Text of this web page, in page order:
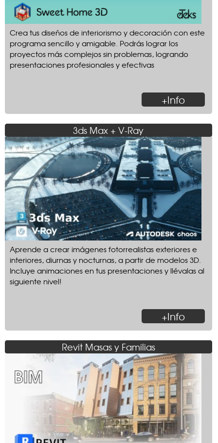
Crea tus diseños de interiorismo y decoración con este
programa sencillo y amigable. Podrás lograr los
proyectos más complejos sin problemas, logrando
presentaciones profesionales y efectivas
+Info
3ds Max + V-Ray
Aprende a crear imágenes fotorrealistas exteriores e
interiores, diurnas y nocturnas, a partir de modelos 3D.
Incluye animaciones en tus presentaciones y llévalas al
siguiente nivel!
+Info
Revit Masas y Familias